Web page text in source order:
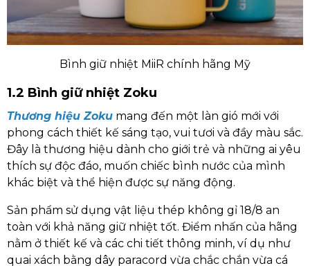
Bình giữ nhiệt MiiR chính hãng Mỹ
1.2 Bình giữ nhiệt Zoku
Thương hiệu Zoku mang đến một làn gió mới với
phong cách thiết kế sáng tạo, vui tươi và đầy màu sắc.
Đây là thương hiệu dành cho giới trẻ và những ai yêu
thích sự độc đáo, muốn chiếc bình nước của mình
khác biệt và thể hiện được sự năng động.
Sản phẩm sử dụng vật liệu thép không gỉ 18/8 an
toàn với khả năng giữ nhiệt tốt. Điểm nhấn của hãng
nằm ở thiết kế và các chi tiết thông minh, ví dụ như
quai xách bằng dây paracord vừa chắc chắn vừa cá